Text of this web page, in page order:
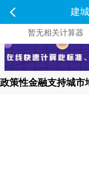
建
暂无相关计算器
政策性金融支持城